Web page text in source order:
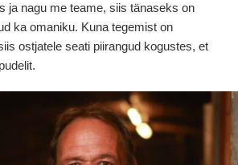
ja nagu me teame, siis tänaseks on
ka omaniku. Kuna tegemist on
ostjatele seati piirangud kogustes, et